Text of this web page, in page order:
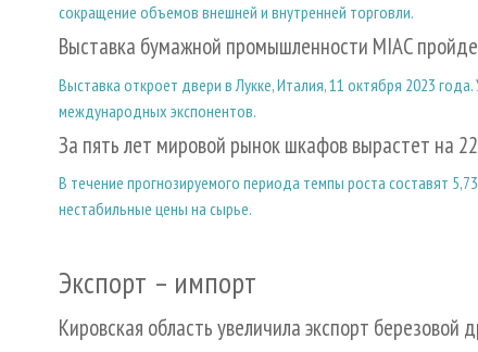
сокращение объемов внешней и внутренней торговли.
Выставка бумажной промышленности MIAC
Выставка откроет двери в Лукке, Италия, 11 октября 2023
международных экспонентов.
За пять лет мировой рынок шкафов вырастет на
В течение прогнозируемого периода темпы роста составят
нестабильные цены на сырье.
Экспорт – импорт
Кировская область увеличила экспорт березовой